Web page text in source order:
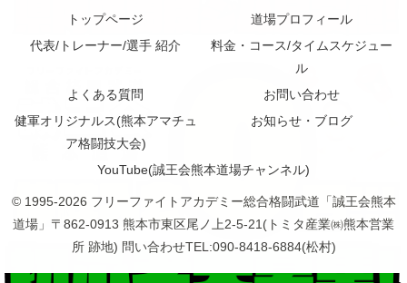
トップページ
道場プロフィール
代表/トレーナー/選手 紹介
料金・コース/タイムスケジュー
ル
よくある質問
お問い合わせ
健軍オリジナルス(熊本アマチュ
ア格闘技大会)
お知らせ・ブログ
YouTube(誠王会熊本道場チャンネル)
© 1995-2026 フリーファイトアカデミー総合格闘武道「誠王会熊本
道場」〒862-0913 熊本市東区尾ノ上2-5-21(トミタ産業㈱熊本営業
所 跡地) 問い合わせTEL:090-8418-6884(松村)